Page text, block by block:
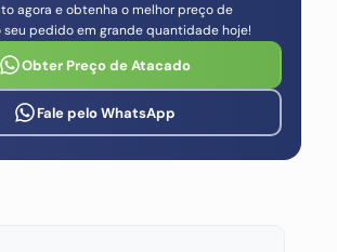
agora e obtenha o melhor preço de
pedido em grande quantidade hoje!
Obter Preço de Atacado
Fale pelo WhatsApp